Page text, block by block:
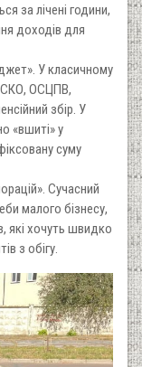
за лічені години,
доходів для
У класичному
ОСЦПВ,
збір. У
«вшиті» у
суму
Сучасний
малого бізнесу,
які хочуть швидко
з обігу.